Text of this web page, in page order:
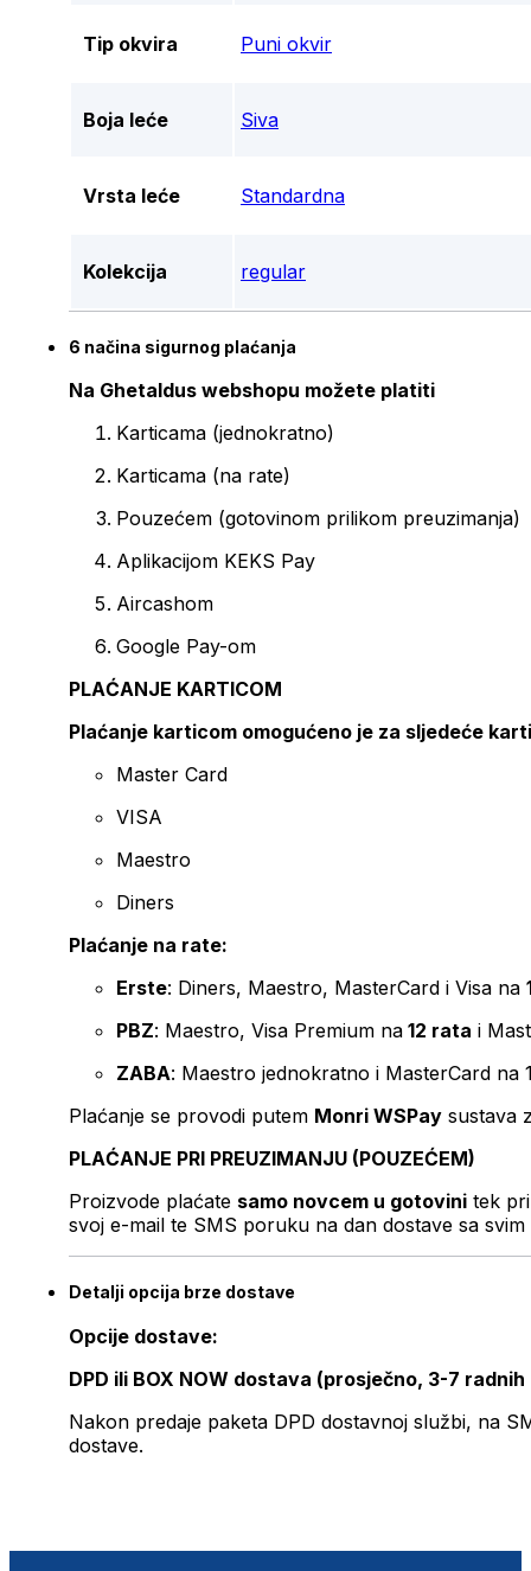
Tip okvira Puni okvir
Boja leće Siva
Vrsta leće Standardna
Kolekcija regular
6 načina sigurnog plaćanja
Na Ghetaldus webshopu možete platiti
Karticama (jednokratno)
Karticama (na rate)
Pouzećem (gotovinom prilikom preuzimanja)
Aplikacijom KEKS Pay
Aircashom
Google Pay-om
PLAĆANJE KARTICOM
Plaćanje karticom omogućeno je za sljedeće
Master Card
VISA
Maestro
Diners
Plaćanje na rate:
Erste: Diners, Maestro, MasterCard i Visa na
PBZ: Maestro, Visa Premium na 12 rata i
ZABA: Maestro jednokratno i MasterCard na
Plaćanje se provodi putem Monri WSPay sustava
PLAĆANJE PRI PREUZIMANJU (POUZEĆEM)
Proizvode plaćate samo novcem u gotovini tek
svoj e-mail te SMS poruku na dan dostave sa svim
Detalji opcija brze dostave
Opcije dostave:
DPD ili BOX NOW dostava (prosječno, 3-7 radnih
Nakon predaje paketa DPD dostavnoj službi, na
dostave.